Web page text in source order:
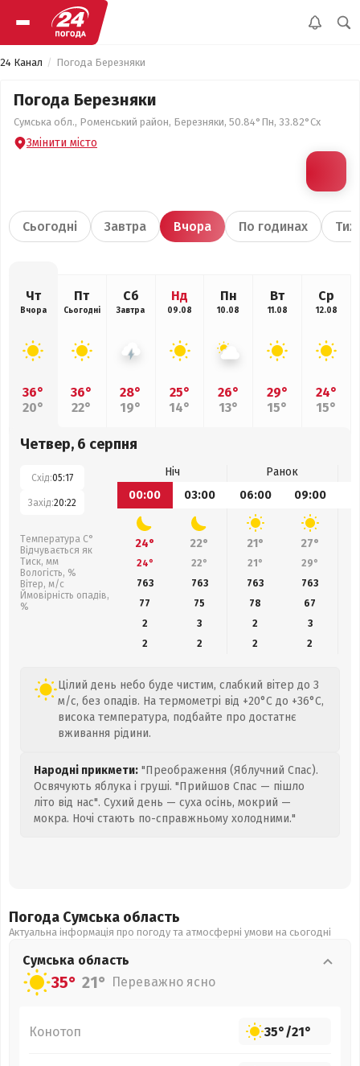
24 Канал Погода Березняки
Погода Березняки
Сумська обл., Роменський район, Березняки, 50.84°Пн, 33.82°Сх
Змінити місто
Сьогодні Завтра Вчора По годинах
Чт
Вчора
36°
20°
Пт
Сьогодні
36°
22°
Сб
Завтра
28°
19°
Нд
09.08
25°
14°
Пн
10.08
26°
13°
Вт
11.08
29°
15°
Ср
12.08
24°
15°
Четвер, 6 серпня
Схід:05:17
Захід:20:22
Температура С°
Відчувається як
Тиск, мм
Вологість, %
Вітер, м/с
Ймовірність опадів,
%
Ніч
Ранок
00:00
03:00 06:00 09:00
24° 22° 21° 27°
24° 22° 21° 29°
763
763 763 763
77
75 78
67
2
3 2
3
2
2 2 2
Цілий день небо буде чистим, слабкий вітер до 3
м/с, без опадів. На термометрі від +20°C до +36°C,
висока температура, подбайте про достатнє
вживання рідини.
Народні прикмети: "Преображення (Яблучний Спас).
Освячують яблука і груші. "Прийшов Спас — пішло
літо від нас". Сухий день — суха осінь, мокрий —
мокра. Ночі стають по-справжньому холодними."
Погода Сумська область
Актуальна інформація про погоду та атмосферні умови на сьогодні
Сумська область
35° 21° Переважно ясно
Конотоп 35°/21°